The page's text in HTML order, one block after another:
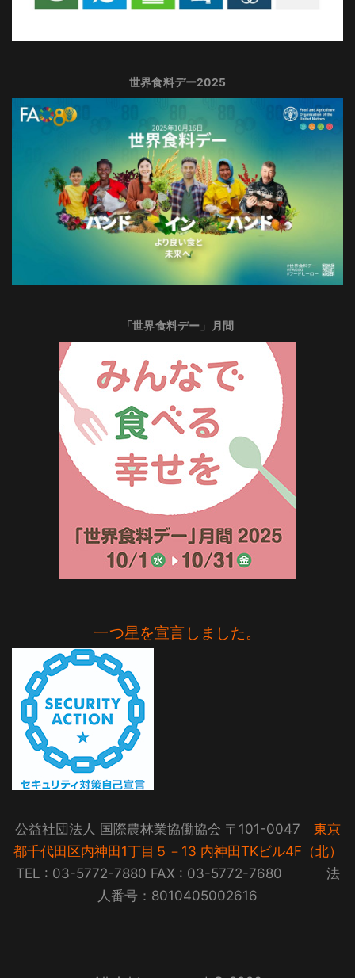
世界食料デー2025
「世界食料デー」月間
一つ星を宣言しました。
公益社団法人 国際農林業協働協会 〒101-0047 東京
都千代田区内神田1丁目５－13 内神田TKビル4F（北）
TEL : 03-5772-7880 FAX : 03-5772-7680 法
人番号：8010405002616